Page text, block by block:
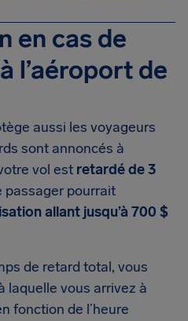
en cas de
l’aéroport de
aussi les voyageurs
sont annoncés à
vol est retardé de 3
passager pourrait
allant jusqu’à 700 $
de retard total, vous
laquelle vous arrivez à
fonction de l’heure